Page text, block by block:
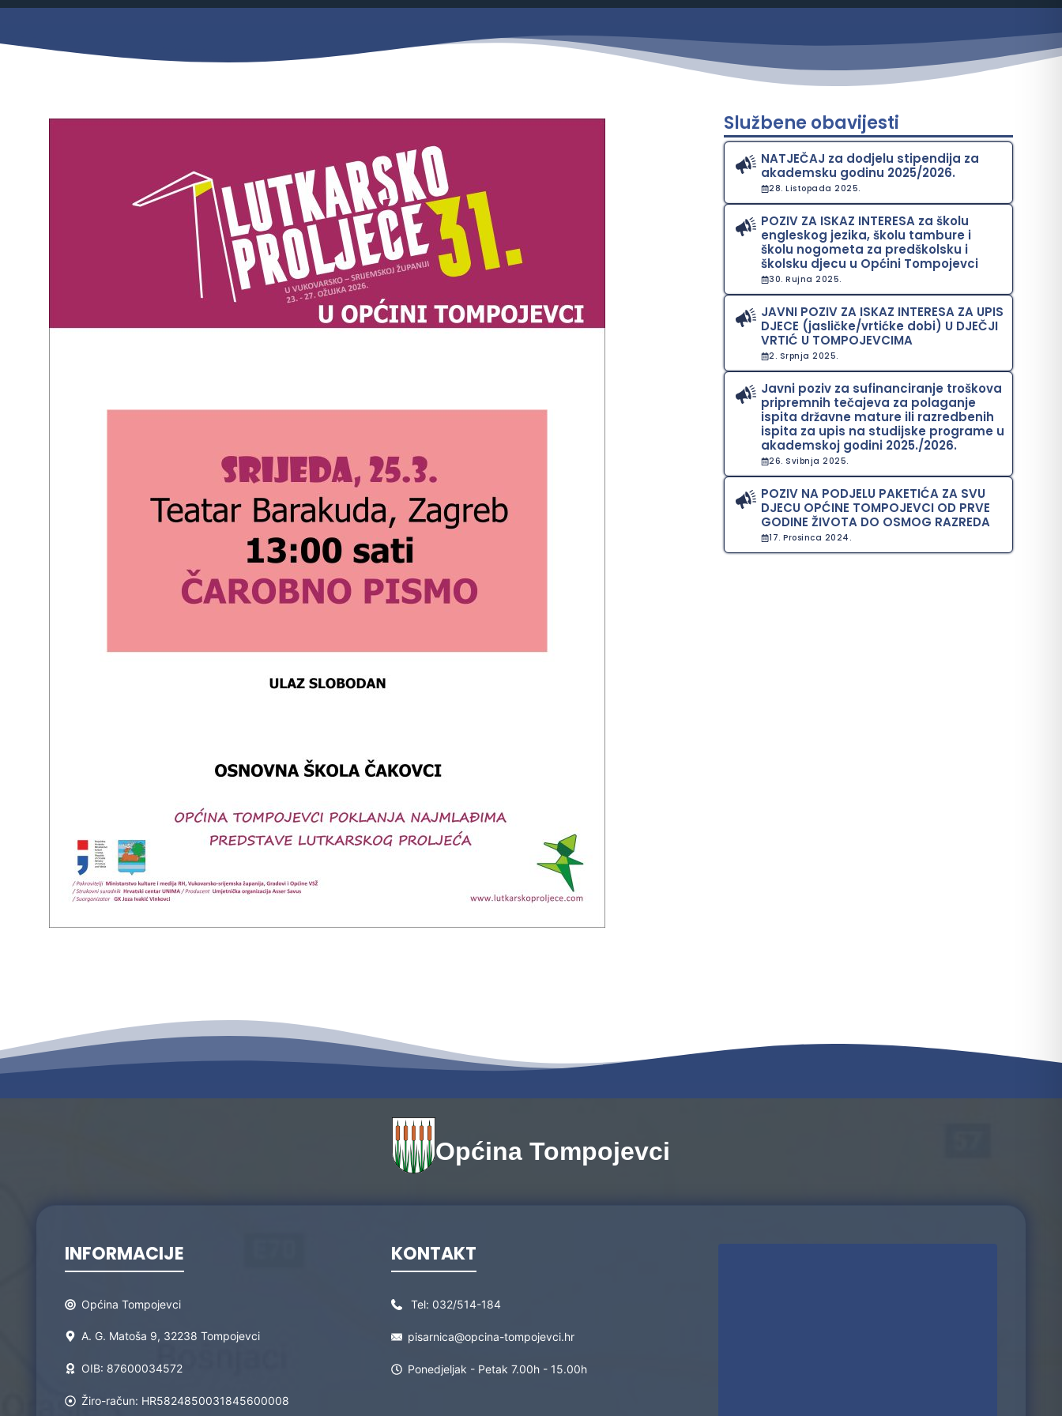
Izbori
Savjetovanja s javnošću
Procedure
Službeni vjesnik
Sponzorstva i donacije
Otvoreni podaci
Ostali dokumenti
Pravo na pristup informacijama
Zahtjevi i obrasci
Službene obavijesti
NATJEČAJ za dodjelu stipendija za
akademsku godinu 2025/2026.
28. Listopada 2025.
POZIV ZA ISKAZ INTERESA za školu
engleskog jezika, školu tambure i
školu nogometa za predškolsku i
školsku djecu u Općini Tompojevci
30. Rujna 2025.
JAVNI POZIV ZA ISKAZ INTERESA ZA UPIS
DJECE (jasličke/vrtićke dobi) U DJEČJI
VRTIĆ U TOMPOJEVCIMA
2. Srpnja 2025.
Javni poziv za sufinanciranje troškova
pripremnih tečajeva za polaganje
ispita državne mature ili razredbenih
ispita za upis na studijske programe u
akademskoj godini 2025./2026.
26. Svibnja 2025.
POZIV NA PODJELU PAKETIĆA ZA SVU
DJECU OPĆINE TOMPOJEVCI OD PRVE
GODINE ŽIVOTA DO OSMOG RAZREDA
17. Prosinca 2024.
Općina Tompojevci
INFORMACIJE
Općina Tompojevci
A. G. Matoša 9, 32238 Tompojevci
OIB: 87600034572
Žiro-račun: HR5824850031845600008
KONTAKT
Tel: 032/514-184
pisarnica@opcina-tompojevci.hr
Ponedjeljak - Petak 7.00h - 15.00h